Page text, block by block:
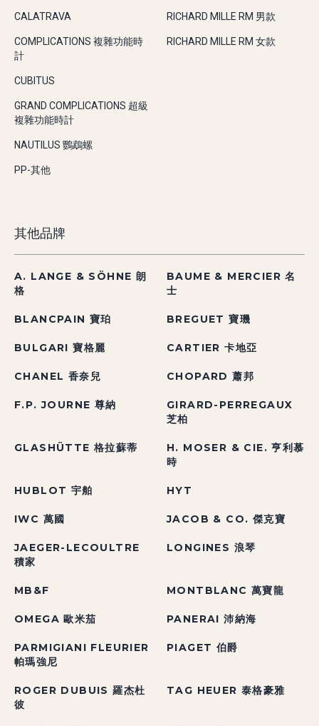
CALATRAVA
COMPLICATIONS 複雜功能時
計
CUBITUS
GRAND COMPLICATIONS 超級
複雜功能時計
NAUTILUS 鸚鵡螺
PP-其他
RICHARD MILLE RM 男款
RICHARD MILLE RM 女款
其他品牌
A. LANGE & SÖHNE 朗
格
BAUME & MERCIER 名
士
BLANCPAIN 寶珀 BREGUET 寶璣
BULGARI 寶格麗 CARTIER 卡地亞
CHANEL 香奈兒 CHOPARD 蕭邦
F.P. JOURNE 尊納
GIRARD-PERREGAUX
芝柏
GLASHÜTTE 格拉蘇蒂
H. MOSER & CIE. 亨利慕
時
HUBLOT 宇舶 HYT
IWC 萬國 JACOB & CO. 傑克寶
JAEGER-LECOULTRE
積家
LONGINES 浪琴
MB&F MONTBLANC 萬寶龍
OMEGA 歐米茄 PANERAI 沛納海
PARMIGIANI FLEURIER
帕瑪強尼
PIAGET 伯爵
ROGER DUBUIS 羅杰杜
彼
TAG HEUER 泰格豪雅